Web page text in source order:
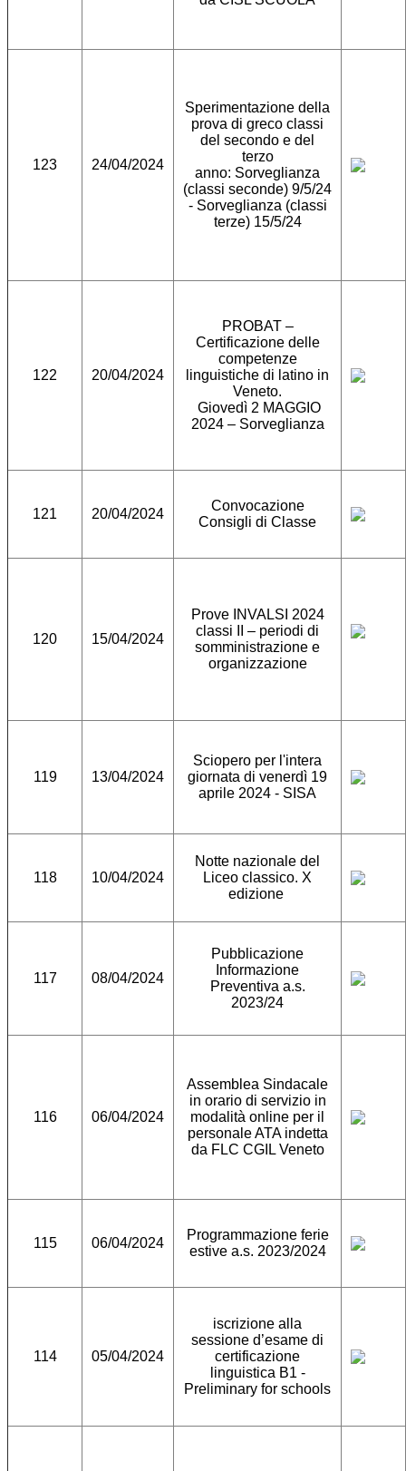
123 24/04/2024
Sperimentazione della
prova di greco classi
del secondo e del
terzo
anno: Sorveglianza
(classi seconde) 9/5/24
- Sorveglianza (classi
terze) 15/5/24
122 20/04/2024
PROBAT –
Certificazione delle
competenze
linguistiche di latino in
Veneto.
Giovedì 2 MAGGIO
2024 – Sorveglianza
121 20/04/2024
Convocazione
Consigli di Classe
120 15/04/2024
Prove INVALSI 2024
classi II – periodi di
somministrazione e
organizzazione
119 13/04/2024
Sciopero per l'intera
giornata di venerdì 19
aprile 2024 - SISA
118 10/04/2024
Notte nazionale del
Liceo classico. X
edizione
117 08/04/2024
Pubblicazione
Informazione
Preventiva a.s.
2023/24
116 06/04/2024
Assemblea Sindacale
in orario di servizio in
modalità online per il
personale ATA indetta
da FLC CGIL Veneto
115 06/04/2024
Programmazione ferie
estive a.s. 2023/2024
114 05/04/2024
iscrizione alla
sessione d’esame di
certificazione
linguistica B1 -
Preliminary for schools